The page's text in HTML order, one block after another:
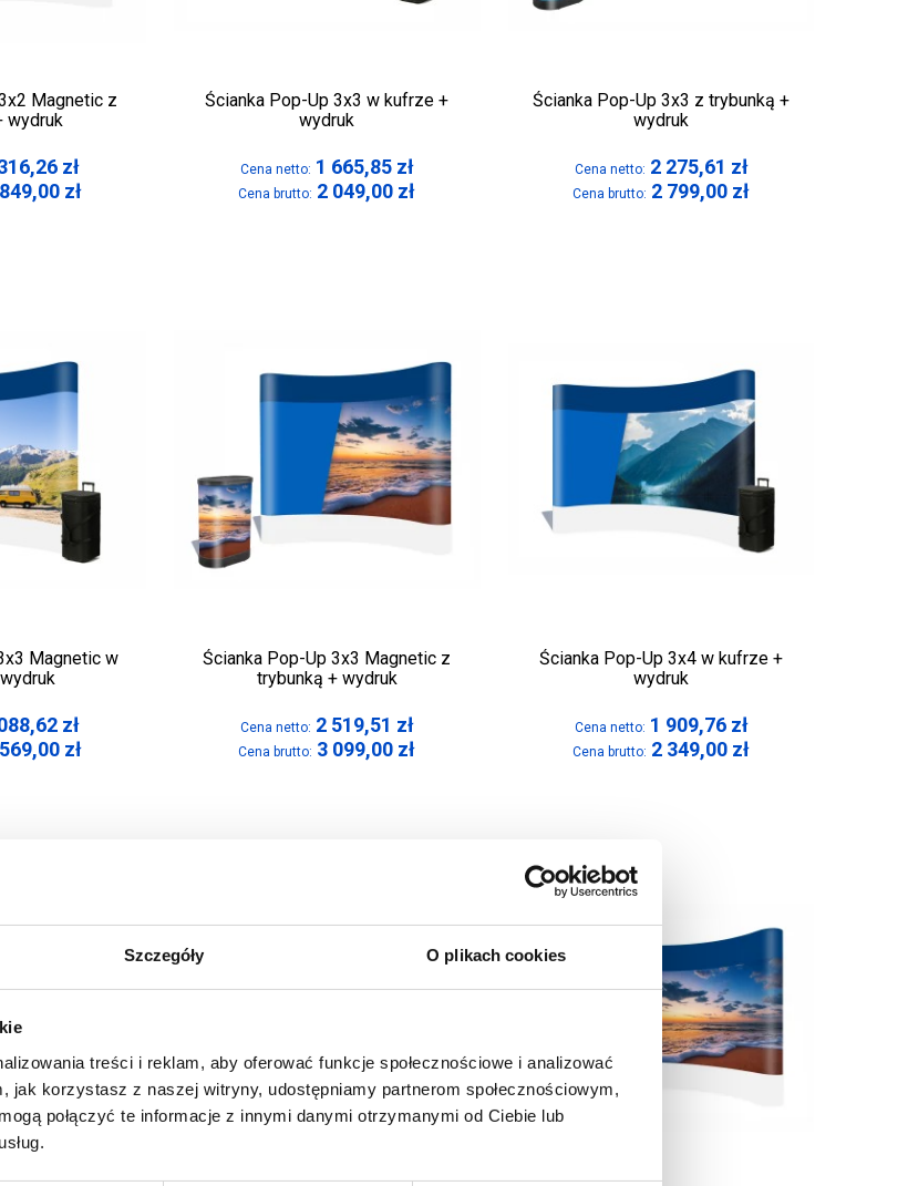
Szczegóły O plikach cookies
treści i reklam, aby oferować funkcje społecznościowe i analizować
jak korzystasz z naszej witryny, udostępniamy partnerom społecznościowym,
połączyć te informacje z innymi danymi otrzymanymi od Ciebie lub
Magnetic z
wydruk
zł
zł
Ścianka Pop-Up 3x3 w kufrze +
wydruk
Cena netto: 1 665,85 zł
Cena brutto: 2 049,00 zł
Ścianka Pop-Up 3x3 z trybunką +
wydruk
Cena netto: 2 275,61 zł
Cena brutto: 2 799,00 zł
Magnetic w
zł
zł
Ścianka Pop-Up 3x3 Magnetic z
trybunką + wydruk
Cena netto: 2 519,51 zł
Cena brutto: 3 099,00 zł
Ścianka Pop-Up 3x4 w kufrze +
wydruk
Cena netto: 1 909,76 zł
Cena brutto: 2 349,00 zł